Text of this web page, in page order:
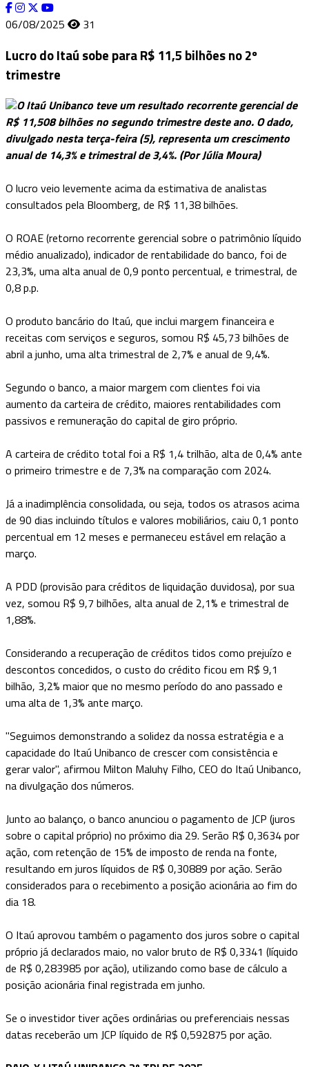
06/08/2025
31
Lucro do Itaú sobe para R$ 11,5 bilhões no 2º
trimestre
O Itaú Unibanco teve um resultado recorrente gerencial de
R$ 11,508 bilhões no segundo trimestre deste ano. O dado,
divulgado nesta terça-feira (5), representa um crescimento
anual de 14,3% e trimestral de 3,4%. (Por Júlia Moura)
O lucro veio levemente acima da estimativa de analistas
consultados pela Bloomberg, de R$ 11,38 bilhões.
O ROAE (retorno recorrente gerencial sobre o patrimônio líquido
médio anualizado), indicador de rentabilidade do banco, foi de
23,3%, uma alta anual de 0,9 ponto percentual, e trimestral, de
0,8 p.p.
O produto bancário do Itaú, que inclui margem financeira e
receitas com serviços e seguros, somou R$ 45,73 bilhões de
abril a junho, uma alta trimestral de 2,7% e anual de 9,4%.
Segundo o banco, a maior margem com clientes foi via
aumento da carteira de crédito, maiores rentabilidades com
passivos e remuneração do capital de giro próprio.
A carteira de crédito total foi a R$ 1,4 trilhão, alta de 0,4% ante
o primeiro trimestre e de 7,3% na comparação com 2024.
Já a inadimplência consolidada, ou seja, todos os atrasos acima
de 90 dias incluindo títulos e valores mobiliários, caiu 0,1 ponto
percentual em 12 meses e permaneceu estável em relação a
março.
A PDD (provisão para créditos de liquidação duvidosa), por sua
vez, somou R$ 9,7 bilhões, alta anual de 2,1% e trimestral de
1,88%.
Considerando a recuperação de créditos tidos como prejuízo e
descontos concedidos, o custo do crédito ficou em R$ 9,1
bilhão, 3,2% maior que no mesmo período do ano passado e
uma alta de 1,3% ante março.
"Seguimos demonstrando a solidez da nossa estratégia e a
capacidade do Itaú Unibanco de crescer com consistência e
gerar valor", afirmou Milton Maluhy Filho, CEO do Itaú Unibanco,
na divulgação dos números.
Junto ao balanço, o banco anunciou o pagamento de JCP (juros
sobre o capital próprio) no próximo dia 29. Serão R$ 0,3634 por
ação, com retenção de 15% de imposto de renda na fonte,
resultando em juros líquidos de R$ 0,30889 por ação. Serão
considerados para o recebimento a posição acionária ao fim do
dia 18.
O Itaú aprovou também o pagamento dos juros sobre o capital
próprio já declarados maio, no valor bruto de R$ 0,3341 (líquido
de R$ 0,283985 por ação), utilizando como base de cálculo a
posição acionária final registrada em junho.
Se o investidor tiver ações ordinárias ou preferenciais nessas
datas receberão um JCP líquido de R$ 0,592875 por ação.